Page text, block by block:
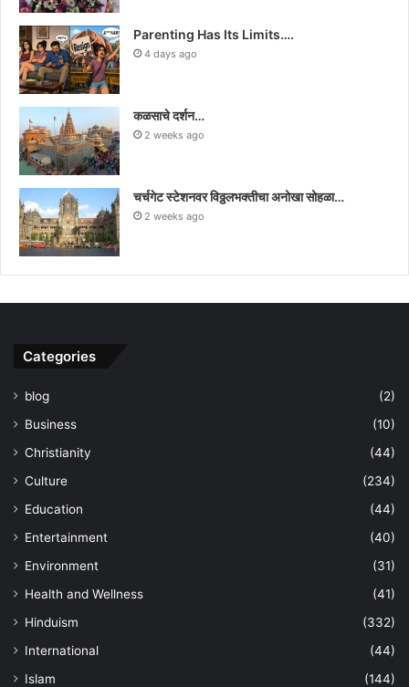
Parenting Has Its Limits….
4 days ago
कळसाचे दर्शन…
2 weeks ago
चर्चगेट स्टेशनवर विठ्ठलभक्तीचा अनोखा सोहळा…
2 weeks ago
Categories
blog
(2)
Business
(10)
Christianity
(44)
Culture
(234)
Education
(44)
Entertainment
(40)
Environment
(31)
Health and Wellness
(41)
Hinduism
(332)
International
(44)
Islam
(144)